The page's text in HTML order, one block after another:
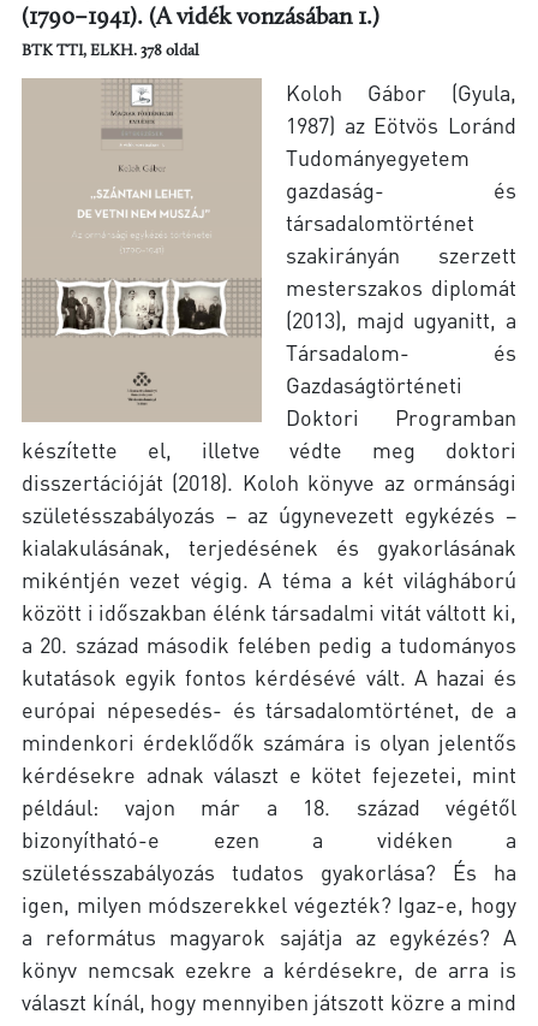
(1790–1941). (A vidék vonzásában 1.)
BTK TTI, ELKH. 378 oldal
Koloh Gábor (Gyula,
1987) az Eötvös Loránd
Tudományegyetem
gazdaság- és
társadalomtörténet
szakirányán szerzett
mesterszakos diplomát
(2013), majd ugyanitt, a
Társadalom- és
Gazdaságtörténeti
Doktori Programban
készítette el, illetve védte meg doktori
disszertációját (2018). Koloh könyve az ormánsági
születésszabályozás – az úgynevezett egykézés –
kialakulásának, terjedésének és gyakorlásának
mikéntjén vezet végig. A téma a két világháború
között i időszakban élénk társadalmi vitát váltott ki,
a 20. század második felében pedig a tudományos
kutatások egyik fontos kérdésévé vált. A hazai és
európai népesedés- és társadalomtörténet, de a
mindenkori érdeklődők számára is olyan jelentős
kérdésekre adnak választ e kötet fejezetei, mint
például: vajon már a 18. század végétől
bizonyítható-e ezen a vidéken a
születésszabályozás tudatos gyakorlása? És ha
igen, milyen módszerekkel végezték? Igaz-e, hogy
a református magyarok sajátja az egykézés? A
könyv nemcsak ezekre a kérdésekre, de arra is
választ kínál, hogy mennyiben játszott közre a mind